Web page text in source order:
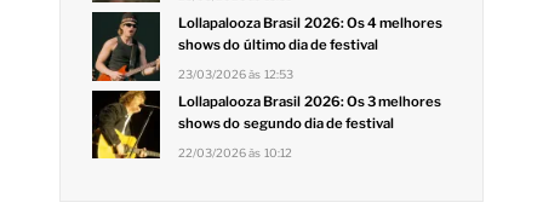
Lollapalooza Brasil 2026: Os 4 melhores
shows do último dia de festival
23/03/2026 às 12:53
Lollapalooza Brasil 2026: Os 3 melhores
shows do segundo dia de festival
22/03/2026 às 10:12